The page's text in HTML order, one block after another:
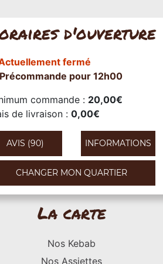
d'ouverture
fermé
pour 12h00
commande : 20,00€
de livraison : 0,00€
AVIS (90) INFORMATIONS
CHANGER MON QUARTIER
La carte
Nos Kebab
Nos Assiettes